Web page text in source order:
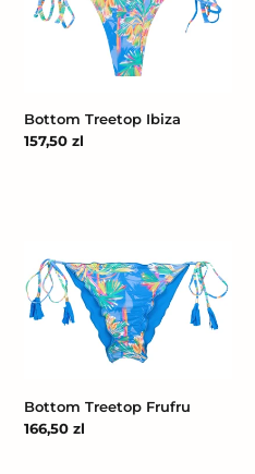
Ibiza
Bottom Treetop Ibiza
Cena
157,50 zl
Treetop
Frufru
Bottom Treetop Frufru
Cena
166,50 zl